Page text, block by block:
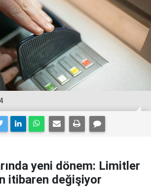
yeni dönem: Limitler
itibaren değişiyor